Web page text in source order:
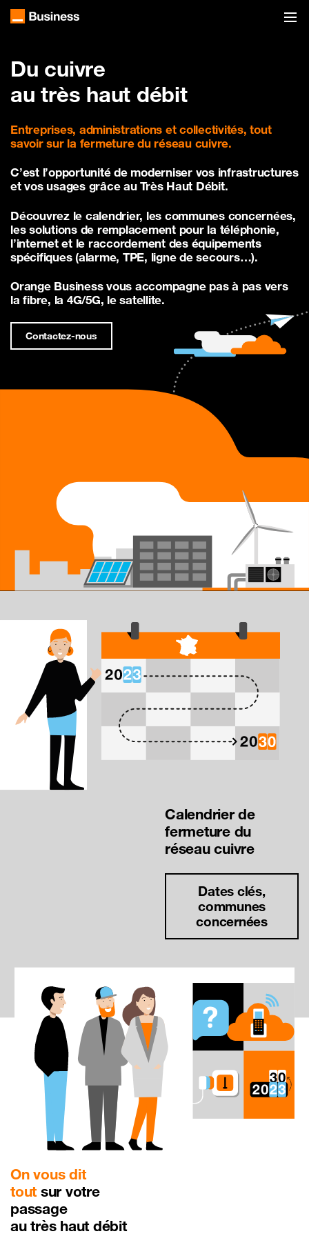
Du cuivre
au très haut débit
Entreprises, administrations et collectivités, tout
savoir sur la fermeture du réseau cuivre.
C’est l’opportunité de moderniser vos infrastructures
et vos usages grâce au Très Haut Débit.
Découvrez le calendrier, les communes concernées,
les solutions de remplacement pour la téléphonie,
l’internet et le raccordement des équipements
spécifiques (alarme, TPE, ligne de secours…).
Orange Business vous accompagne pas à pas vers
la fibre, la 4G/5G, le satellite.
Contactez-nous
Calendrier de
fermeture du
réseau cuivre
Dates clés,
communes
concernées
On vous dit
toutsur votre
passage
au très haut débit